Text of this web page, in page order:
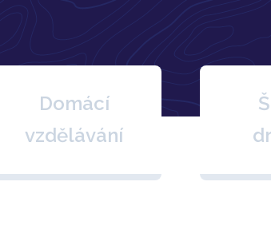
Domácí
vzdělávání